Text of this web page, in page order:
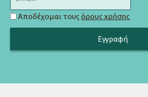
Αποδέχομαι τους όρους χρήσης